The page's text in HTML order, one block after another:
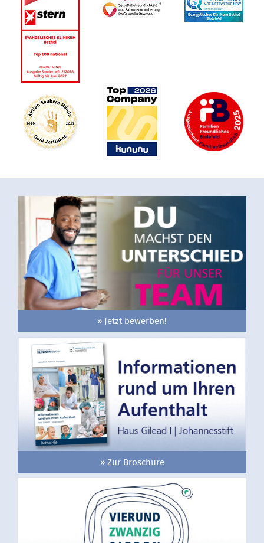
» Jetzt bewerben!
» Zur Broschüre